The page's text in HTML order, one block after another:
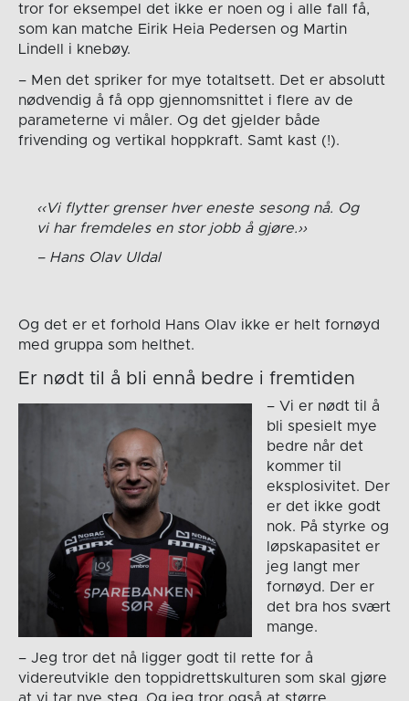
tror for eksempel det ikke er noen og i alle fall få,
som kan matche Eirik Heia Pedersen og Martin
Lindell i knebøy.
– Men det spriker for mye totaltsett. Det er absolutt
nødvendig å få opp gjennomsnittet i flere av de
parameterne vi måler. Og det gjelder både
frivending og vertikal hoppkraft. Samt kast (!).
Vi flytter grenser hver eneste sesong nå. Og
vi har fremdeles en stor jobb å gjøre.
Hans Olav Uldal
Og det er et forhold Hans Olav ikke er helt fornøyd
med gruppa som helthet.
Er nødt til å bli ennå bedre i fremtiden
– Vi er nødt til å
bli spesielt mye
bedre når det
kommer til
eksplosivitet. Der
er det ikke godt
nok. På styrke og
løpskapasitet er
jeg langt mer
fornøyd. Der er
det bra hos svært
mange.
– Jeg tror det nå ligger godt til rette for å
videreutvikle den toppidrettskulturen som skal gjøre